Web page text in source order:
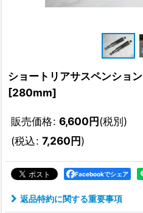
ショートリアサスペンション
[280mm]
販売価格: 6,600円(税別)
(税込: 7,260円)
Facebookでシェア
返品特約に関する重要事項